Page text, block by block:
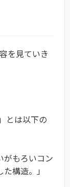
を見ていき
とは以下の
がもろいコン
構造。」